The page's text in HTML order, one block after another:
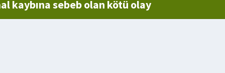
kaybına sebeb olan kötü olay